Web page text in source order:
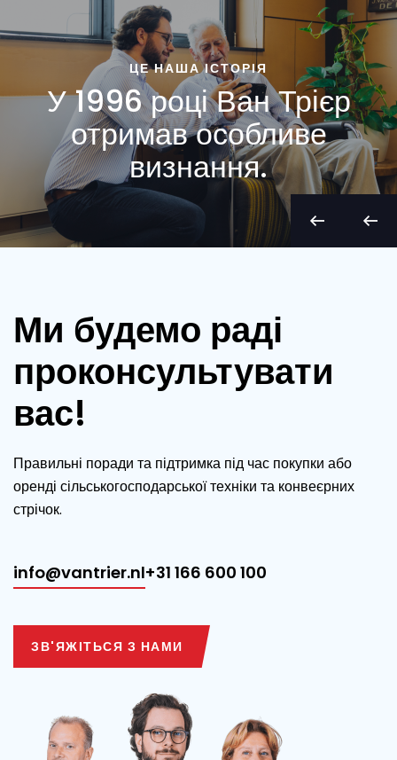
ЦЕ НАША ІСТОРІЯ
У 1996 році Ван Трієр
отримав особливе
визнання.
Ми будемо раді
проконсультувати
вас!
Правильні поради та підтримка під час покупки або
оренді сільськогосподарської техніки та конвеєрних
стрічок.
info@vantrier.nl+31 166 600 100
ЗВ'ЯЖІТЬСЯ З НАМИ